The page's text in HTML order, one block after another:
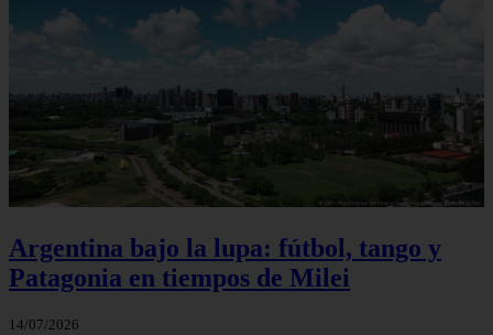
Argentina bajo la lupa: fútbol, tango y
Patagonia en tiempos de Milei
14/07/2026